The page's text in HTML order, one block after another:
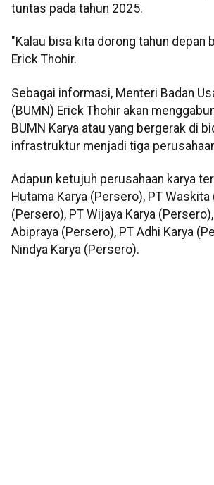
tuntas pada tahun 2025.
"Kalau bisa kita dorong tahun depan
Erick Thohir.
Sebagai informasi, Menteri Badan
(BUMN) Erick Thohir akan
BUMN Karya atau yang bergerak di
infrastruktur menjadi tiga
Adapun ketujuh perusahaan karya
Hutama Karya (Persero), PT Waskita
(Persero), PT Wijaya Karya
Abipraya (Persero), PT Adhi Karya
Nindya Karya (Persero).